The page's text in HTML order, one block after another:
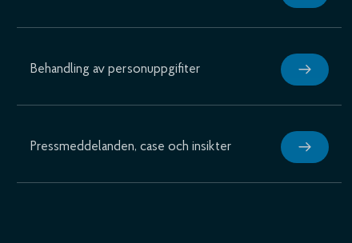
Behandling av personuppgifiter
Pressmeddelanden, case och insikter